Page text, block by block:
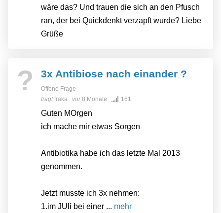
wäre das? Und trauen die sich an den Pfusch
ran, der bei Quickdenkt verzapft wurde? Liebe
Grüße
? 3x Antibiose nach einander ?
Offene Frage
fragtfraka vor8 Monate 161
Guten MOrgen
ich mache mir etwas Sorgen
Antibiotika habe ich das letzte Mal 2013
genommen.
Jetzt musste ich 3x nehmen:
1.im JUli bei einer ... mehr